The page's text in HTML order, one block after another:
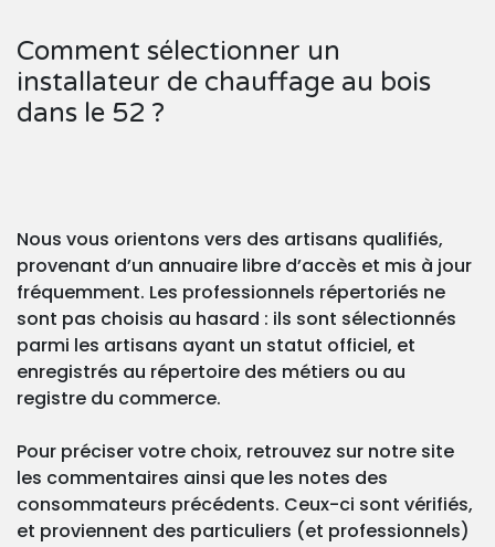
Comment sélectionner un
installateur de chauffage au bois
dans le 52 ?
Nous vous orientons vers des artisans qualifiés,
provenant d’un annuaire libre d’accès et mis à jour
fréquemment. Les professionnels répertoriés ne
sont pas choisis au hasard : ils sont sélectionnés
parmi les artisans ayant un statut officiel, et
enregistrés au répertoire des métiers ou au
registre du commerce.
Pour préciser votre choix, retrouvez sur notre site
les commentaires ainsi que les notes des
consommateurs précédents. Ceux-ci sont vérifiés,
et proviennent des particuliers (et professionnels)